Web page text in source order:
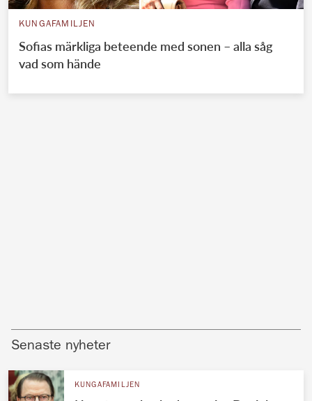
KUNGAFAMILJEN
Sofias märkliga beteende med sonen – alla såg
vad som hände
Senaste nyheter
KUNGAFAMILJEN